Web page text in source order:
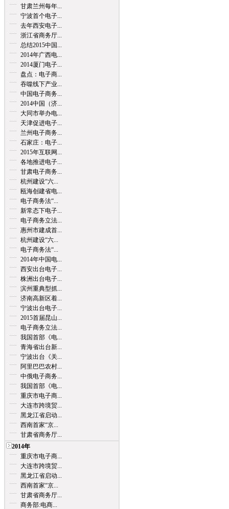
甘肃兰州每年...
宁波首个电子...
去年西安电子...
浙江省商务厅...
总结2015中国...
2014年广西电...
2014厦门电子...
盘点：电子商...
吞噬线下产业...
中国电子商务...
2014中国（济...
大同市举办电...
天津促进电子...
兰州电子商务...
石家庄：电子...
2015年互联网...
各地推进电子...
甘肃电子商务...
杭州建设“六...
瓯海创建省电...
电子商务法“...
新常态下电子...
电子商务立法...
惠州市建成首...
杭州建设“六...
电子商务法“...
2014年中国电...
西安出台电子...
株洲出台电子...
滨州重典型抓...
济南高新区着...
宁波出台电子...
2015首届昆山...
电子商务立法...
我国首部《电...
青海省出台新...
宁波出台《关...
阿里巴巴农村...
中俄电子商务...
我国首部《电...
重庆市电子商...
大连市跨境贸...
黑龙江省启动...
西南首家“京...
甘肃省商务厅...
2014年
重庆市电子商...
大连市跨境贸...
黑龙江省启动...
西南首家“京...
甘肃省商务厅...
商务部:电商...